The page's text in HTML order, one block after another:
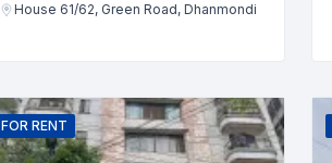
House 61/62, Green Road, Dhanmondi
FOR RENT